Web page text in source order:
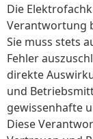
Die
Verantwortung
Sie muss stets
Fehler
direkte
und
gewissenhafte
Diese